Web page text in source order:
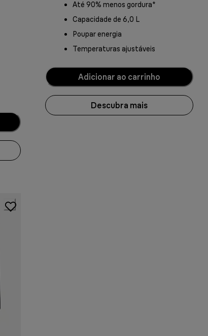
Até 90% menos gordura*
Capacidade de 6,0 L
Poupar energia
Temperaturas ajustáveis
Adicionar ao carrinho
Descubra mais